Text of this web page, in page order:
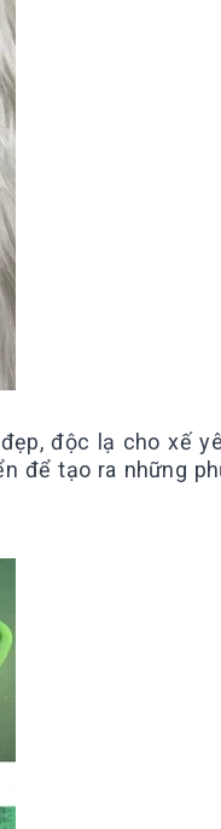
độc lạ cho xế
để tạo ra những